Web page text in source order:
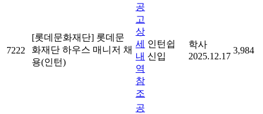
7222
[롯데문화재단] 롯데문
화재단 하우스 매니저 채
용(인턴)
공
고
상
세
내
역
참
조
인턴쉽
신입
학사
2025.12.17
3,984
공